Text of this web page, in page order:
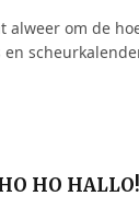
alweer om de
en
HO HALLO!